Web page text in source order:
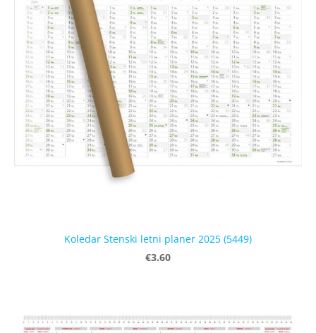
Koledar Stenski letni planer 2025 (5449)
€3.60